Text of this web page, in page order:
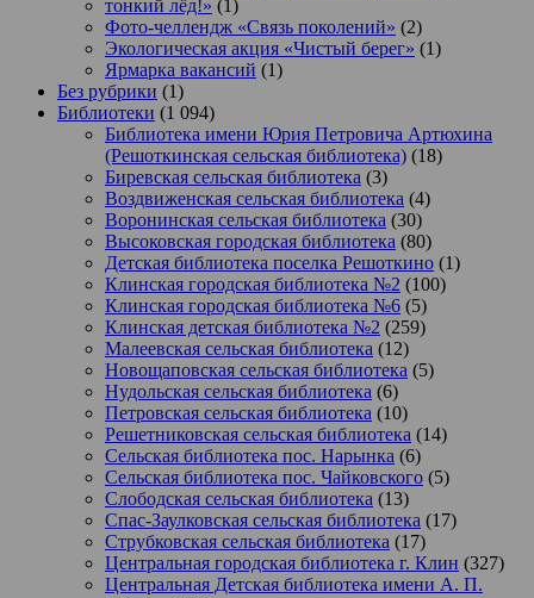
тонкий лёд!» (1)
Фото-челлендж «Связь поколений» (2)
Экологическая акция «Чистый берег» (1)
Ярмарка вакансий (1)
Без рубрики (1)
Библиотеки (1 094)
Библиотека имени Юрия Петровича Артюхина
(Решоткинская сельская библиотека) (18)
Биревская сельская библиотека (3)
Воздвиженская сельская библиотека (4)
Воронинская сельская библиотека (30)
Высоковская городская библиотека (80)
Детская библиотека поселка Решоткино (1)
Клинская городская библиотека №2 (100)
Клинская городская библиотека №6 (5)
Клинская детская библиотека №2 (259)
Малеевская сельская библиотека (12)
Новощаповская сельская библиотека (5)
Нудольская сельская библиотека (6)
Петровская сельская библиотека (10)
Решетниковская сельская библиотека (14)
Сельская библиотека пос. Нарынка (6)
Сельская библиотека пос. Чайковского (5)
Слободская сельская библиотека (13)
Спас-Заулковская сельская библиотека (17)
Струбковская сельская библиотека (17)
Центральная городская библиотека г. Клин (327)
Центральная Детская библиотека имени А. П.